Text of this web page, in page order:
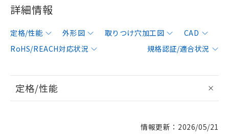
詳細情報
定格/性能 外形図 取りつけ穴加工図
CAD
RoHS/REACH対応状況
規格認証/適合状況
定格/性能
情報更新：2026/05/21